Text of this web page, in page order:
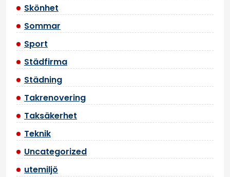
Skönhet
Sommar
Sport
Städfirma
Städning
Takrenovering
Taksäkerhet
Teknik
Uncategorized
utemiljö